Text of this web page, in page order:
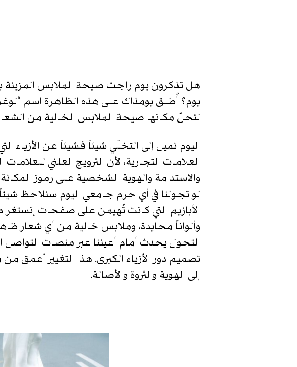
هل تذكرون يوم راجت صيحة الملابس المزينة
يوم؟ أُطلق يومذاك على هذه الظاهرة اسم
لتحلّ مكانها صيحة الملابس الخالية من
اليوم نميل إلى التخلّي شيئاً فشيئاً عن
العلامات التجارية، لأن الترويج العلني
والاستدامة والهوية الشخصية على رموز
الأبازيم التي كانت تُهيمن على صفحات
وألواناً محايدة، وملابس خالية من أي شعار
التحول يحدث أمام أعيننا عبر منصات التواصل
تصميم دور الأزياء الكبرى. هذا التغيير
إلى الهوية والثروة والأصالة.